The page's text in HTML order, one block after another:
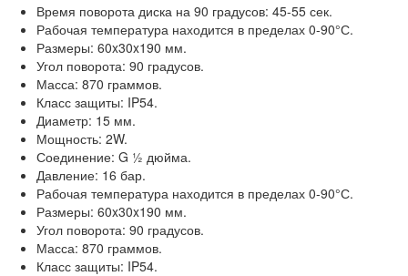
Время поворота диска на 90 градусов: 45-55 сек.
Рабочая температура находится в пределах 0-90°С.
Размеры: 60x30x190 мм.
Угол поворота: 90 градусов.
Масса: 870 граммов.
Класс защиты: IP54.
Диаметр: 15 мм.
Мощность: 2W.
Соединение: G ½ дюйма.
Давление: 16 бар.
Рабочая температура находится в пределах 0-90°С.
Размеры: 60x30x190 мм.
Угол поворота: 90 градусов.
Масса: 870 граммов.
Класс защиты: IP54.